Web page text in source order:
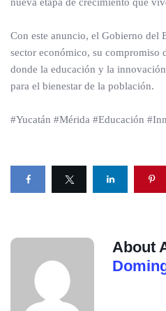
Con este anuncio, el Gobierno del
sector económico, su compromiso
donde la educación y la
para el bienestar de la población.
#Yucatán #Mérida #Educación
About